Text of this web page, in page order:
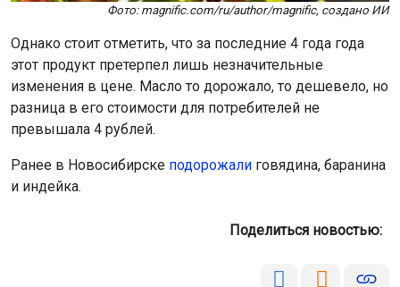
Фото: magnific.com/ru/author/magnific, создано ИИ
Однако стоит отметить, что за последние 4 года года
этот продукт претерпел лишь незначительные
изменения в цене. Масло то дорожало, то дешевело, но
разница в его стоимости для потребителей не
превышала 4 рублей.
Ранее в Новосибирске подорожали говядина, баранина
и индейка.
Поделиться новостью: